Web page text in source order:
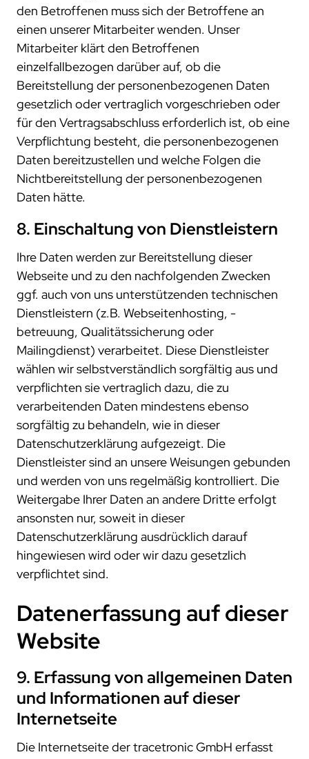
den Betroffenen muss sich der Betroffene an
einen unserer Mitarbeiter wenden. Unser
Mitarbeiter klärt den Betroffenen
einzelfallbezogen darüber auf, ob die
Bereitstellung der personenbezogenen Daten
gesetzlich oder vertraglich vorgeschrieben oder
für den Vertragsabschluss erforderlich ist, ob eine
Verpflichtung besteht, die personenbezogenen
Daten bereitzustellen und welche Folgen die
Nichtbereitstellung der personenbezogenen
Daten hätte.
8. Einschaltung von Dienstleistern
Ihre Daten werden zur Bereitstellung dieser
Webseite und zu den nachfolgenden Zwecken
ggf. auch von uns unterstützenden technischen
Dienstleistern (z.B. Webseitenhosting, -
betreuung, Qualitätssicherung oder
Mailingdienst) verarbeitet. Diese Dienstleister
wählen wir selbstverständlich sorgfältig aus und
verpflichten sie vertraglich dazu, die zu
verarbeitenden Daten mindestens ebenso
sorgfältig zu behandeln, wie in dieser
Datenschutzerklärung aufgezeigt. Die
Dienstleister sind an unsere Weisungen gebunden
und werden von uns regelmäßig kontrolliert. Die
Weitergabe Ihrer Daten an andere Dritte erfolgt
ansonsten nur, soweit in dieser
Datenschutzerklärung ausdrücklich darauf
hingewiesen wird oder wir dazu gesetzlich
verpflichtet sind.
Datenerfassung auf dieser
Website
9. Erfassung von allgemeinen Daten
und Informationen auf dieser
Internetseite
Die Internetseite der tracetronic GmbH erfasst